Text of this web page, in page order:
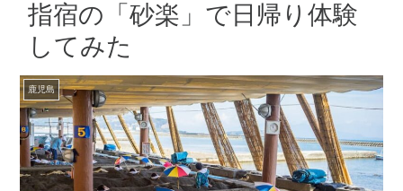
指宿の「砂楽」で日帰り体験
してみた
鹿児島